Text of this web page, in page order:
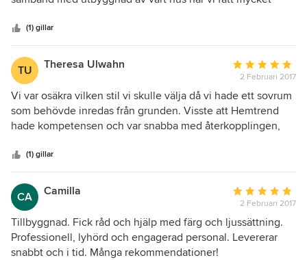
Hemtrend.
(1) gillar
TU Theresa Ulwahn
Genomsnittligt
omdöme:
5
av
5
2 Februari 2017
Vi var osäkra vilken stil vi skulle välja då vi hade ett sovrum
som behövde inredas från grunden. Visste att Hemtrend
hade kompetensen och var snabba med återkopplingen,
kunnat ana. Rekommenderar Hemtrend varmt!
(1) gillar
CA Camilla
Genomsnittligt
omdöme:
5
av
2 Februari 2017
Tillbyggnad. Fick råd och hjälp med färg och ljussättning.
Professionell, lyhörd och engagerad personal. Levererar
snabbt och i tid. Många rekommendationer!